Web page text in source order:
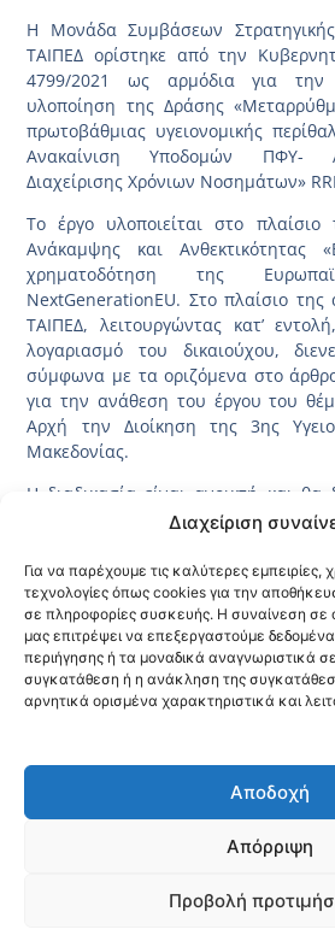
Διαχείριση
Για να παρέχουμε τις καλύτερες εμπειρίες,
τεχνολογίες όπως cookies για την
σε πληροφορίες συσκευής. Η συναίνεση σε
μας επιτρέψει να επεξεργαστούμε
περιήγησης ή τα μοναδικά αναγνωριστικά
συγκατάθεση ή η ανάκληση της
αρνητικά ορισμένα χαρακτηριστικά και
Αποδοχή
Απόρριψη
Προβολή
Η Μονάδα Συμβάσεων
ΤΑΙΠΕΔ ορίστηκε από την
4799/2021 ως αρμόδια για
υλοποίηση της Δράσης
πρωτοβάθμιας υγειονομικής
Ανακαίνιση Υποδομών ΠΦΥ-
Διαχείρισης Χρόνιων Νοσημάτων»
Το έργο υλοποιείται στο πλαίσιο
Ανάκαμψης και
χρηματοδότηση της
NextGenerationEU. Στο πλαίσιο
ΤΑΙΠΕΔ, λειτουργώντας κατ’
λογαριασμό του δικαιούχου,
σύμφωνα με τα οριζόμενα στο
για την ανάθεση του έργου του
Αρχή την Διοίκηση της 3ης
Μακεδονίας.
Η διαδικασία είναι ανοικτή και θα
του Εθνικού Συστήματος
Συμβάσεων – «Ε.Σ.Η.ΔΗ.Σ.» με
(Διαδικτυακή Πύλη:
Η καταληκτική ημερομηνία
είναι η 22 Μαΐου 2024, ημέρα
Δείτε τη ΔιακήρυξηΕΔΩ
@2026 3ype.gr All rights
Θεσσαλονίκη, ΕλλάδαΤηλ:
00018 Website Visits: